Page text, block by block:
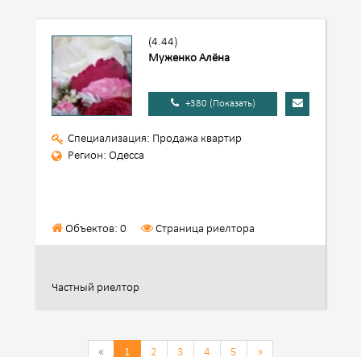
(4.44)
Муженко Алёна
+380 (Показать)
Специализация: Продажа квартир
Регион: Одесса
Объектов: 0 Страница риелтора
Частный риелтор
« 1 2 3 4 5 »